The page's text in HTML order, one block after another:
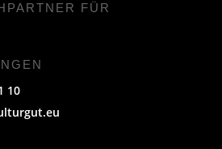
FÜR
10